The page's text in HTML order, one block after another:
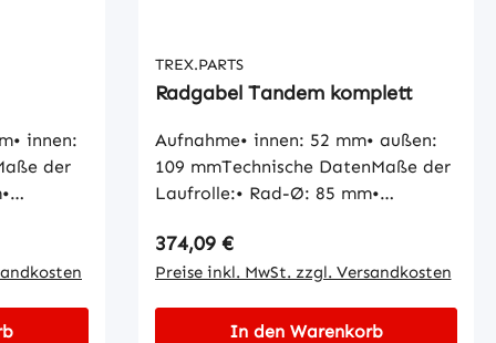
innen:
der
TREX.PARTS
Radgabel Tandem komplett
Aufnahme• innen: 52 mm• außen:
109 mmTechnische DatenMaße der
Laufrolle:• Rad-Ø: 85 mm•
mm• Lauffläche: zylindrischMaße
der Aufnahme Buchse:• Innen-Ø: 52
Regulärer Preis:
374,09 €
Preise inkl. MwSt. zzgl. Versandkosten
In den Warenkorb